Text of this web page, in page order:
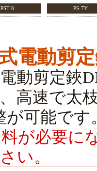
PST-8 PS-7Y
電動剪
動剪定鋏
高速で太
が可能です
が必要に
い。